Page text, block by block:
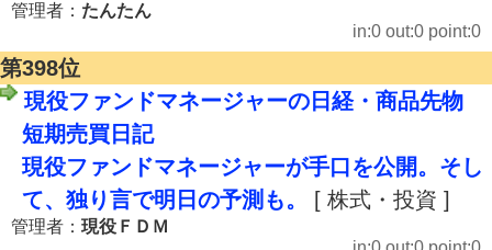
管理者： たんたん
in:0 out:0 point:0
第398位
現役ファンドマネージャーの日経・商品先物
短期売買日記
現役ファンドマネージャーが手口を公開。そし
て、独り言で明日の予測も。
[ 株式・投資 ]
管理者： 現役ＦＤＭ